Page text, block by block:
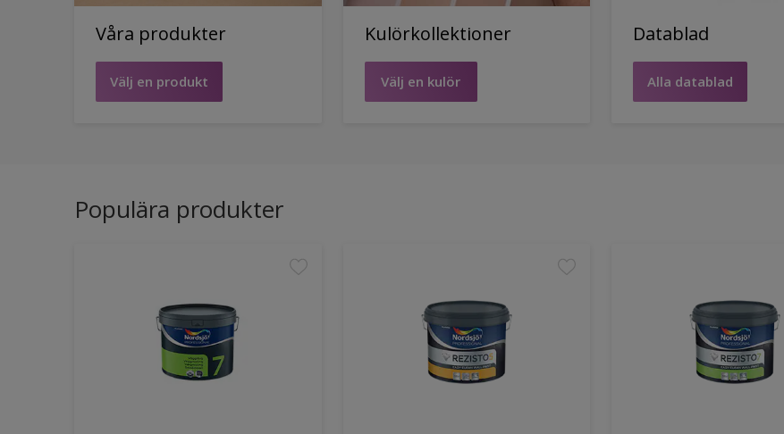
Våra produkter
Välj en produkt
Kulörkollektioner
Välj en kulör
Datablad
Alla datablad
Populära produkter